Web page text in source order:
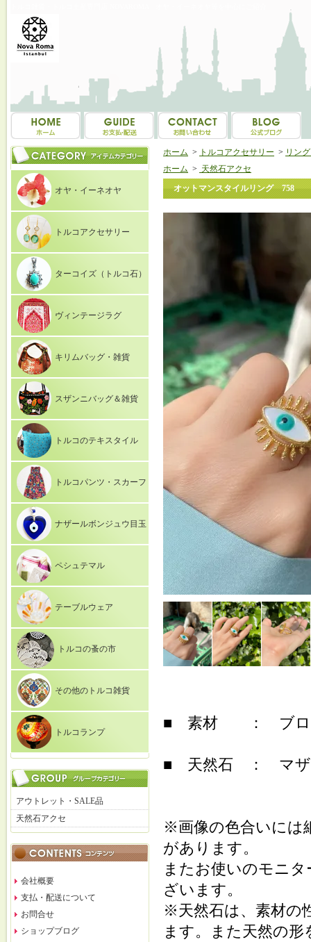
オヤ・イーネオヤ
トルコアクセサリー
ターコイズ（トルコ石）
ヴィンテージラグ
キリムバッグ・雑貨
スザンニバッグ＆雑貨
トルコのテキスタイル
トルコパンツ・スカーフ
ナザールボンジュウ目玉
ペシュテマル
テーブルウェア
トルコの蚤の市
その他のトルコ雑貨
トルコランプ
アウトレット・SALE品
天然石アクセ
会社概要
支払・配送について
お問合せ
ショップブログ
ホーム > トルコアクセサリー > リン
ホーム > 天然石アクセ
オットマンスタイルリング 758
■ 素材 ： ブロン
■ 天然石 ： マザ
※画像の色合いには
があります。
またお使いのモニ
ざいます。
※天然石は、素材の
ます。また天然の